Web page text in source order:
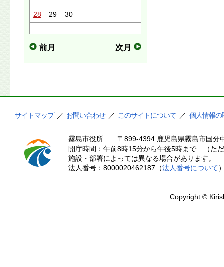
28 29 30
前月 次月
サイトマップ ／ お問い合わせ ／ このサイトについて ／ 個人情報の
霧島市役所
〒899-4394 鹿児島県霧島市国
開庁時間：午前8時15分から午後5時まで （た
施設・部署によっては異なる場合があります。
法人番号：8000020462187（法人番号について
Copyright ©